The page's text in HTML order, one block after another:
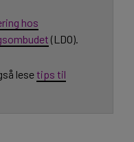
hos
(LDO).
lesetips til